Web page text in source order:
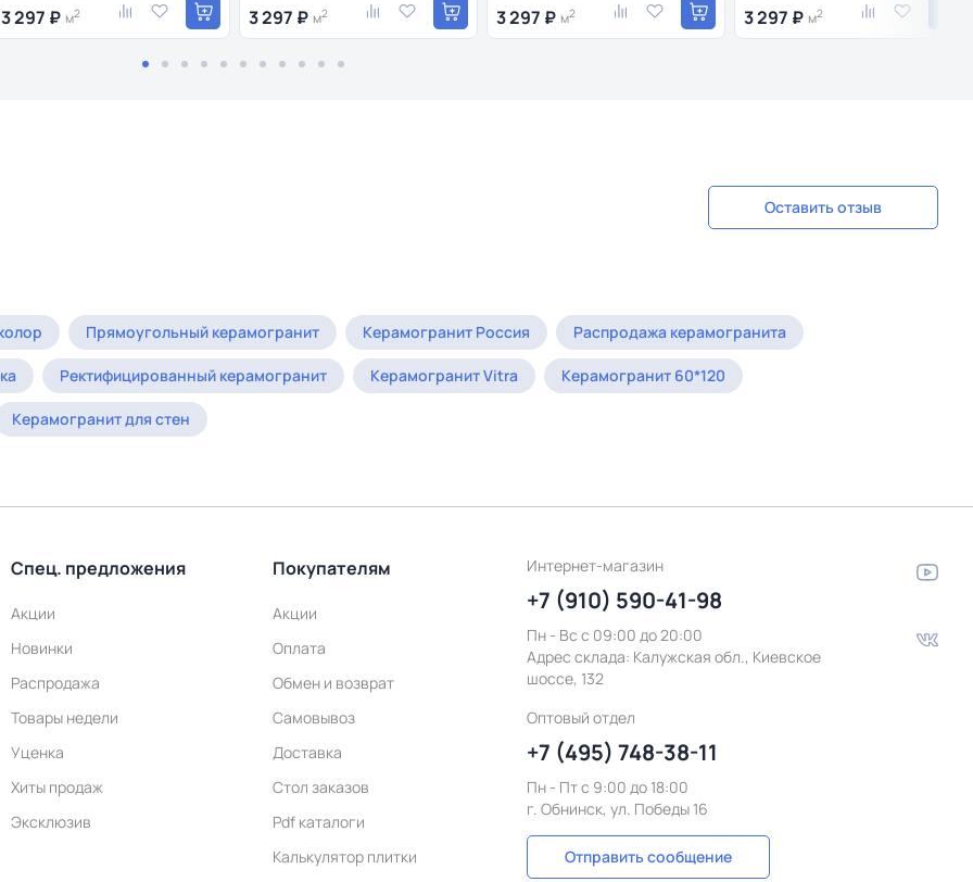
3 297 ₽ м2 3 297 ₽ м2 3 297 ₽ м2 3 297 ₽ м2
Оставить отзыв
Прямоугольный керамогранит Керамогранит Россия Распродажа керамогранита
Ректифицированный керамогранит Керамогранит Vitra Керамогранит 60*120
Керамогранит для стен
Спец. предложения
Акции
Новинки
Распродажа
Товары недели
Уценка
Хиты продаж
Эксклюзив
Покупателям
Акции
Оплата
Обмен и возврат
Самовывоз
Доставка
Стол заказов
Pdf каталоги
Калькулятор плитки
Интернет-магазин
+7 (910) 590-41-98
Пн - Вс с 09:00 до 20:00
Адрес склада: Калужская обл., Киевское
шоссе, 132
Оптовый отдел
+7 (495) 748-38-11
Пн - Пт c 9:00 до 18:00
г. Обнинск, ул. Победы 16
Отправить сообщение